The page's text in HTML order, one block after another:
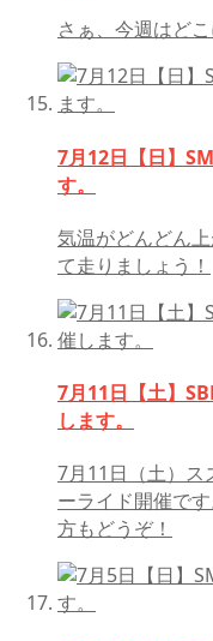
さぁ、今週はど
7月12日【日】
す。
気温がどんどん
て走りましょう！
7月11日【土】
します。
7月11日（土）ス
ーライド開催で
方もどうぞ！